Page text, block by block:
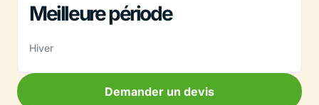
Meilleure période
Hiver
Demander un devis